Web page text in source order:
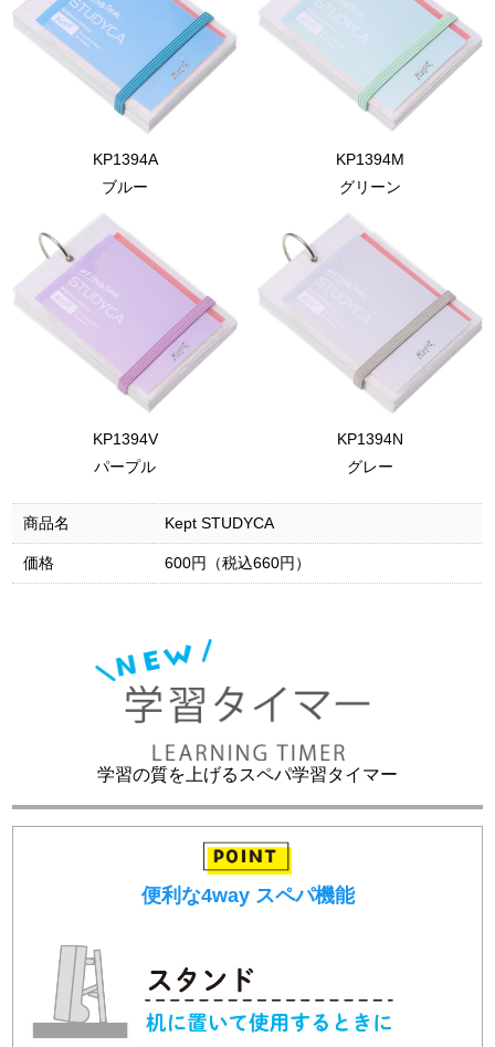
KP1394A
ブルー
KP1394M
グリーン
KP1394V
パープル
KP1394N
グレー
商品名 Kept STUDYCA
価格 600円（税込660円）
学習の質を上げるスペパ学習タイマー
便利な4way スペパ機能